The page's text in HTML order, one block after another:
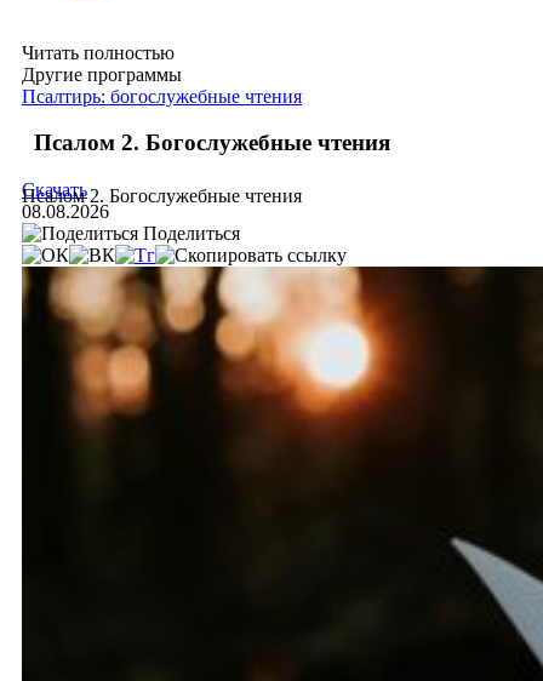
Читать полностью
Другие программы
Псалтирь: богослужебные чтения
Псалом 2. Богослужебные чтения
Псалом 2. Богослужебные чтения
Скачать
08.08.2026
Поделиться